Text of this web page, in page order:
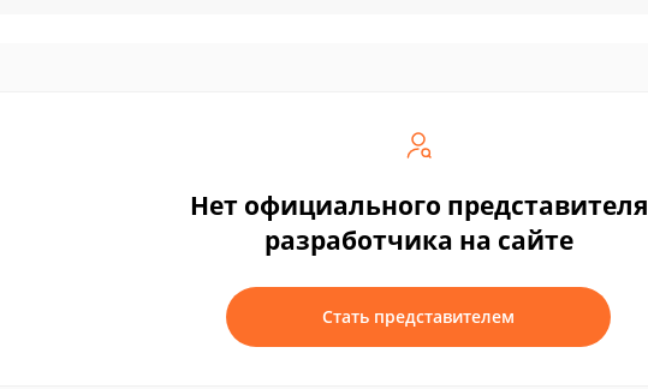
Нет официального представителя
разработчика на сайте
Стать представителем